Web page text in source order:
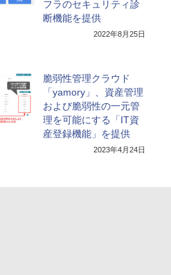
フラのセキュリティ診
断機能を提供
2022年8月25日
脆弱性管理クラウド
「yamory」、資産管理
および脆弱性の一元管
理を可能にする「IT資
産登録機能」を提供
2023年4月24日